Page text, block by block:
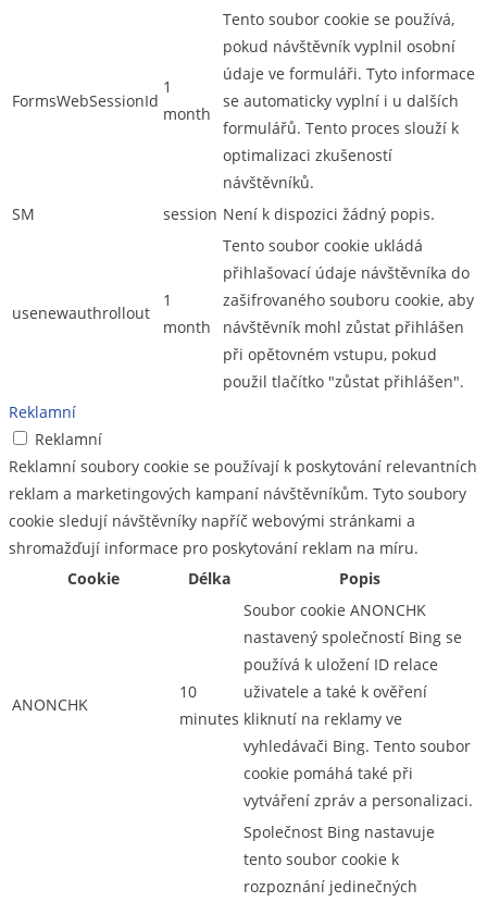
FormsWebSessionId
1
month
Tento soubor cookie se používá,
pokud návštěvník vyplnil osobní
údaje ve formuláři. Tyto informace
se automaticky vyplní i u dalších
formulářů. Tento proces slouží k
optimalizaci zkušeností
návštěvníků.
SM
session Není k dispozici žádný popis.
usenewauthrollout
1
month
Tento soubor cookie ukládá
přihlašovací údaje návštěvníka do
zašifrovaného souboru cookie, aby
návštěvník mohl zůstat přihlášen
při opětovném vstupu, pokud
použil tlačítko "zůstat přihlášen".
Reklamní
Reklamní
Reklamní soubory cookie se používají k poskytování relevantních
reklam a marketingových kampaní návštěvníkům. Tyto soubory
cookie sledují návštěvníky napříč webovými stránkami a
shromažďují informace pro poskytování reklam na míru.
Cookie
Délka Popis
ANONCHK
10
minutes
Soubor cookie ANONCHK
nastavený společností Bing se
používá k uložení ID relace
uživatele a také k ověření
kliknutí na reklamy ve
vyhledávači Bing. Tento soubor
cookie pomáhá také při
vytváření zpráv a personalizaci.
Společnost Bing nastavuje
tento soubor cookie k
rozpoznání jedinečných